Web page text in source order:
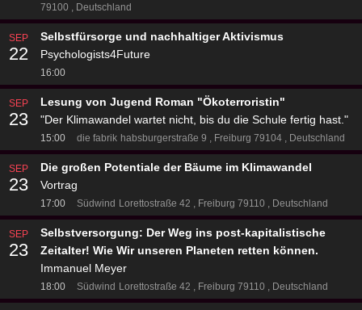
79100
Deutschland
SEP
22
Selbstfürsorge und nachhaltiger Aktivismus
Psychologists4Future
16:00
SEP
23
Lesung von Jugend Roman "Ökoterroristin"
"Der Klimawandel wartet nicht, bis du die Schule fertig hast."
15:00 die fabrik habsburgerstraße 9 Freiburg 79104 Deutschland
SEP
23
Die großen Potentiale der Bäume im Klimawandel
Vortrag
17:00 Südwind Lorettostraße 42 Freiburg 79110 Deutschland
SEP
23
Selbstversorgung: Der Weg ins post-kapitalistische
Zeitalter! Wie Wir unseren Planeten retten können.
Immanuel Meyer
18:00 Südwind Lorettostraße 42 Freiburg 79110 Deutschland